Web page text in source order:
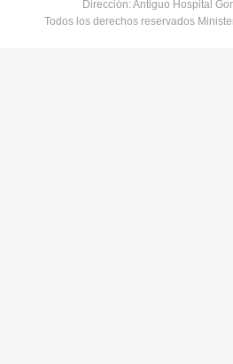
Dirección: Antiguo Hospital
Todos los derechos reservados